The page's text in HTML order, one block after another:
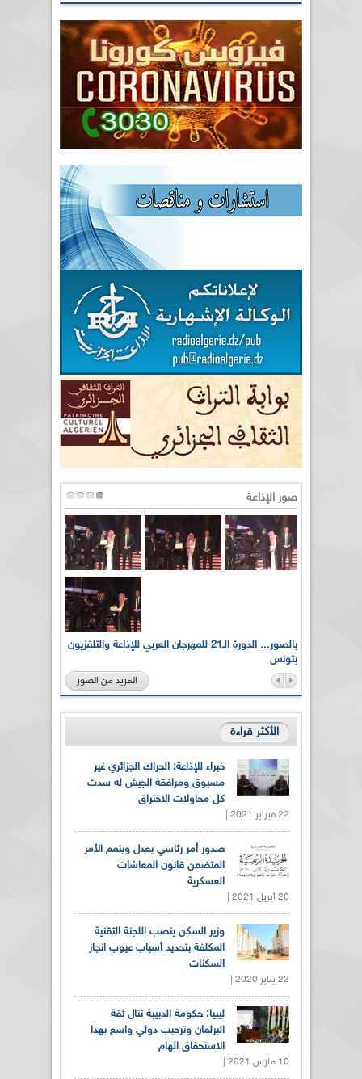
صور الإذاعة
بالصور... الدورة الـ21 للمهرجان العربي للإذاعة والتلفزيون
بتونس
المزيد من الصور
الأكثر قراءة
خبراء للإذاعة: الحراك الجزائري غير
مسبوق ومرافقة الجيش له سدت
كل محاولات الاختراق
22 فبراير 2021 |
صدور أمر رئاسي يعدل ويتمم الأمر
المتضمن قانون المعاشات
العسكرية
20 أبريل 2021 |
وزير السكن ينصب اللجنة التقنية
المكلفة بتحديد أسباب عيوب انجاز
السكنات
22 يناير 2020 |
ليبيا: حكومة الدبيبة تنال ثقة
البرلمان وترحيب دولي واسع بهذا
الاستحقاق الهام
10 مارس 2021 |